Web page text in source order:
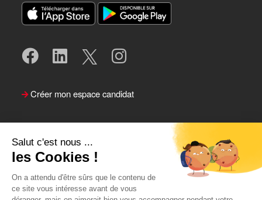
Salut c'est nous ...
les Cookies !
On a attendu d'être sûrs que le contenu de
ce site vous intéresse avant de vous
Créer mon espace candidat